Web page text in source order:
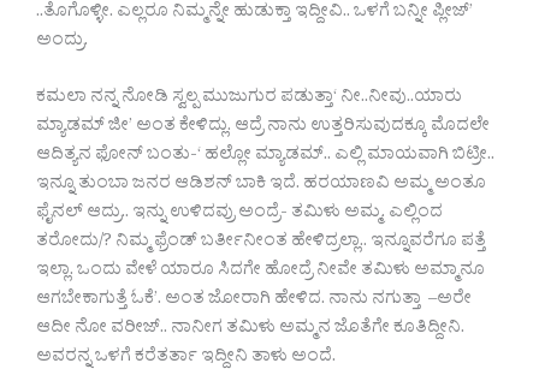
..ತೊಗೊಳ್ಳೀ. ಎಲ್ಲರೂ ನಿಮ್ಮನ್ನೇ ಹುಡುಕ್ತಾ ಇದ್ದೀವಿ.. ಒಳಗೆ ಬನ್ನೀ ಪ್ಲೀಜ್’
ಅಂದ್ರು.
ಕಮಲಾ ನನ್ನ ನೋಡಿ ಸ್ವಲ್ಪ ಮುಜುಗುರ ಪಡುತ್ತಾ‘ ನೀ..ನೀವು..ಯಾರು
ಮ್ಯಾಡಮ್ ಜೀ’ ಅಂತ ಕೇಳಿದ್ಲು. ಆದ್ರೆ ನಾನು ಉತ್ತರಿಸುವುದಕ್ಕೂ ಮೊದಲೇ
ಆದಿತ್ಯನ ಫೋನ್ ಬಂತು-‘ ಹಲ್ಲೋ ಮ್ಯಾಡಮ್.. ಎಲ್ಲಿ ಮಾಯವಾಗಿ ಬಿಟ್ರೀ..
ಇನ್ನೂ ತುಂಬಾ ಜನರ ಆಡಿಶನ್ ಬಾಕಿ ಇದೆ. ಹರಯಾಣವಿ ಅಮ್ಮ ಅಂತೂ
ಫೈನಲ್ ಆದ್ರು.. ಇನ್ನು ಉಳಿದವ್ರು ಅಂದ್ರೆ- ತಮಿಳು ಅಮ್ಮ. ಎಲ್ಲಿಂದ
ತರೋದು/? ನಿಮ್ಮ ಫ್ರೆಂಡ್ ಬರ್ತೀನೀಂತ ಹೇಳಿದ್ರಲ್ಲಾ.. ಇನ್ನೂವರೆಗೂ ಪತ್ತೆ
ಇಲ್ಲಾ. ಒಂದು ವೇಳೆ ಯಾರೂ ಸಿದಗೇ ಹೋದ್ರೆ ನೀವೇ ತಮಿಳು ಅಮ್ಮಾನೂ
ಆಗಬೇಕಾಗುತ್ತೆ ಓಕೆ’. ಅಂತ ಜೋರಾಗಿ ಹೇಳಿದ. ನಾನು ನಗುತ್ತಾ –ಅರೇ
ಆದೀ ನೋ ವರೀಜ್.. ನಾನೀಗ ತಮಿಳು ಅಮ್ಮನ ಜೊತೆಗೇ ಕೂತಿದ್ದೀನಿ.
ಅವರನ್ನ ಒಳಗೆ ಕರೆತರ್ತಾ ಇದ್ದೀನಿ ತಾಳು ಅಂದೆ.